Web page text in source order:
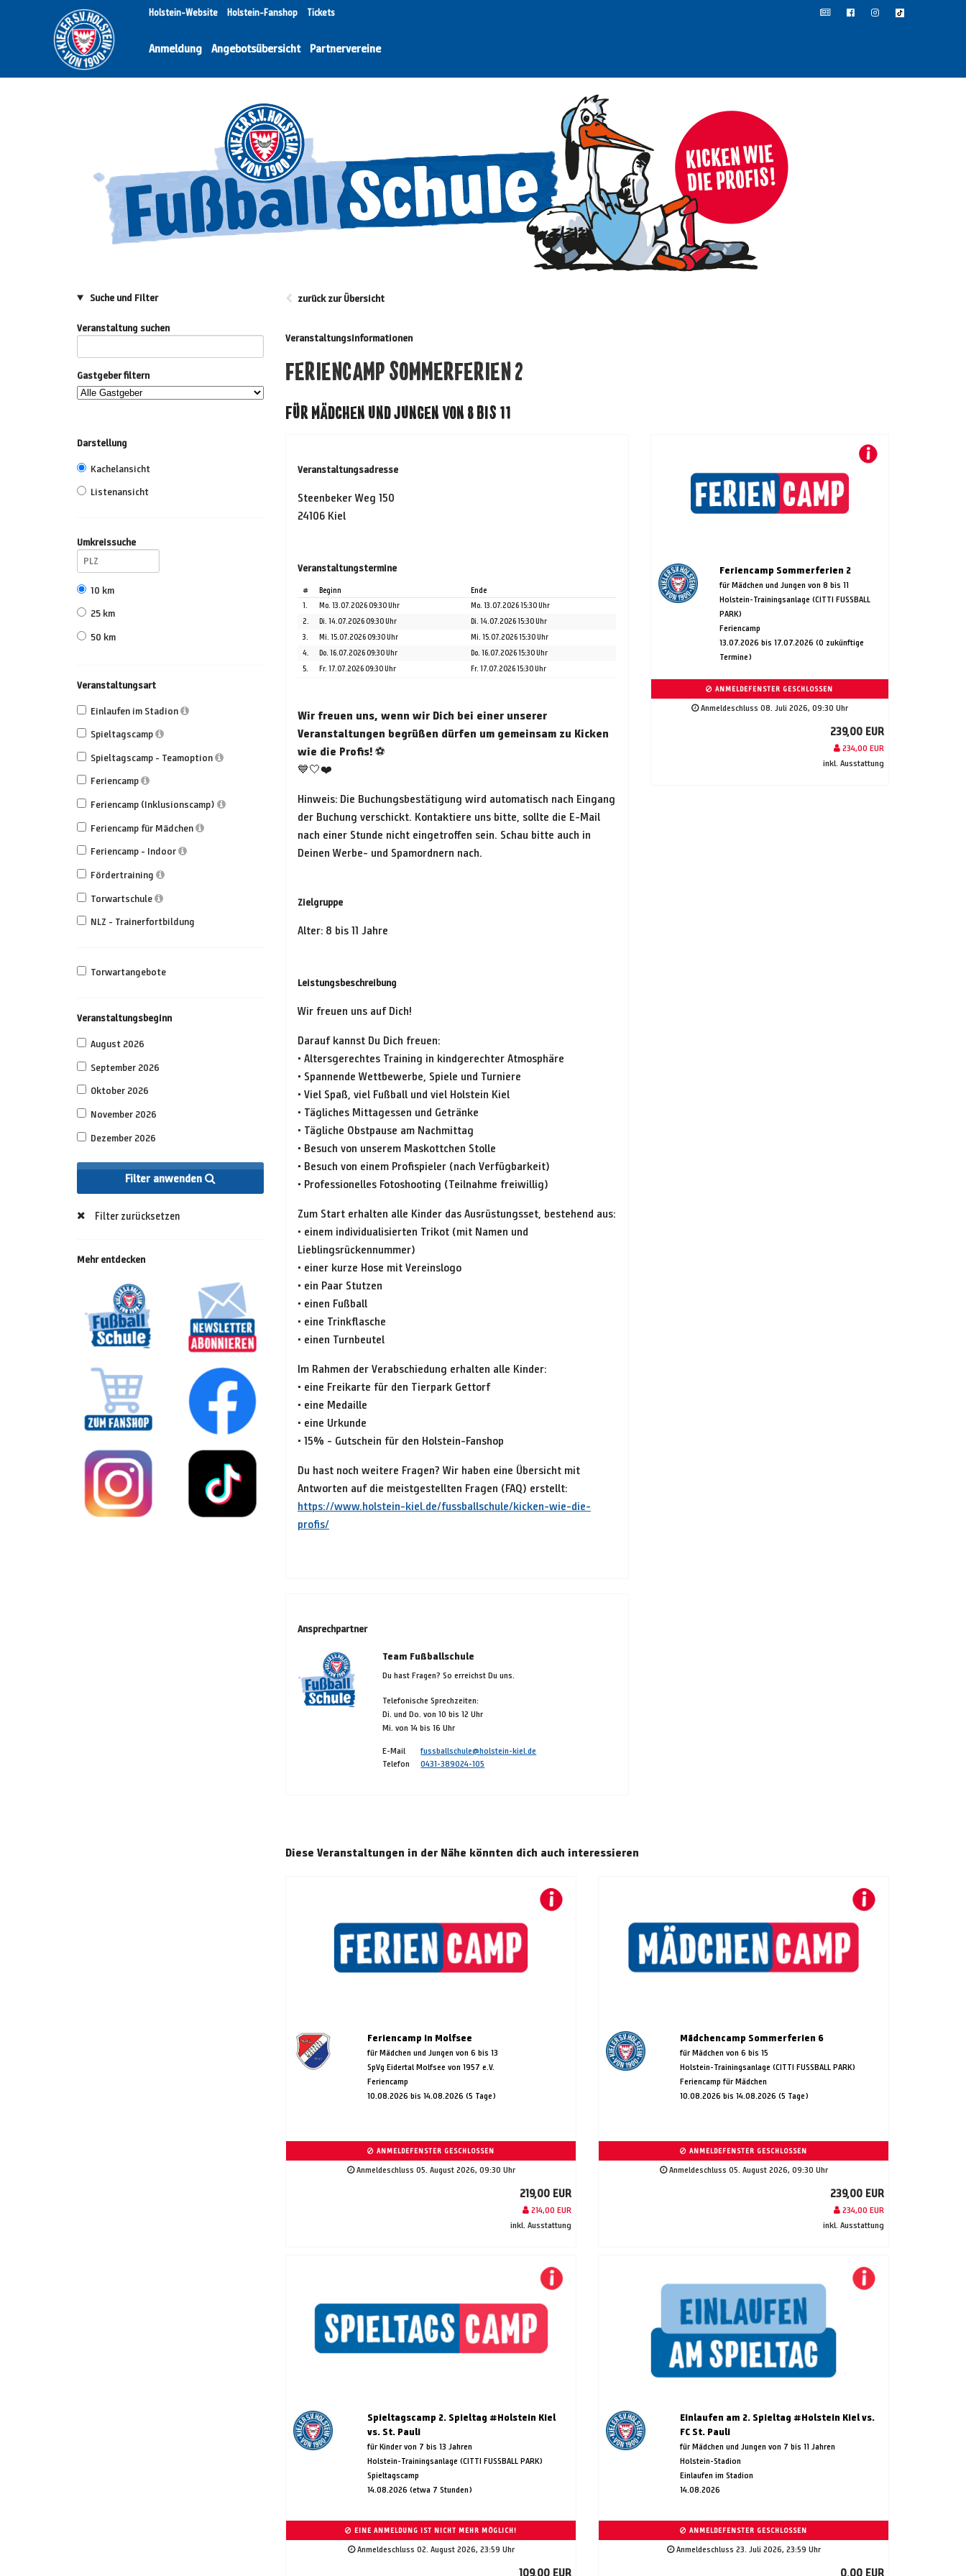
Holstein-Website Holstein-Fanshop Tickets
Anmeldung Angebotsübersicht Partnervereine
Suche und Filter
Veranstaltung suchen
Gastgeber filtern
Darstellung
Kachelansicht
Listenansicht
Umkreissuche
10 km
25 km
50 km
Veranstaltungsart
Einlaufen im Stadion
Spieltagscamp
Spieltagscamp - Teamoption
Feriencamp
Feriencamp (Inklusionscamp)
Feriencamp für Mädchen
Feriencamp - Indoor
Fördertraining
Torwartschule
NLZ - Trainerfortbildung
Torwartangebote
Veranstaltungsbeginn
August 2026
September 2026
Oktober 2026
November 2026
Dezember 2026
Filter anwenden
Filter zurücksetzen
Mehr entdecken
zurück zur Übersicht
Veranstaltungsinformationen
FERIENCAMP SOMMERFERIEN 2
FÜR MÄDCHEN UND JUNGEN VON 8 BIS 11
Veranstaltungsadresse
Steenbeker Weg 150
24106 Kiel
Veranstaltungstermine
# Beginn
Ende
1.
Mo. 13.07.2026 09:30 Uhr
Mo. 13.07.2026 15:30 Uhr
2.
Di. 14.07.2026 09:30 Uhr
Di. 14.07.2026 15:30 Uhr
3.
Mi. 15.07.2026 09:30 Uhr
Mi. 15.07.2026 15:30 Uhr
4.
Do. 16.07.2026 09:30 Uhr
Do. 16.07.2026 15:30 Uhr
5.
Fr. 17.07.2026 09:30 Uhr Fr. 17.07.2026 15:30 Uhr
Wir freuen uns, wenn wir Dich bei einer unserer
Veranstaltungen begrüßen dürfen um gemeinsam zu Kicken
wie die Profis! ⚽
💙🤍❤️
Hinweis: Die Buchungsbestätigung wird automatisch nach Eingang
der Buchung verschickt. Kontaktiere uns bitte, sollte die E-Mail
nach einer Stunde nicht eingetroffen sein. Schau bitte auch in
Deinen Werbe- und Spamordnern nach.
Zielgruppe
Alter: 8 bis 11 Jahre
Leistungsbeschreibung
Wir freuen uns auf Dich!
Darauf kannst Du Dich freuen:
• Altersgerechtes Training in kindgerechter Atmosphäre
• Spannende Wettbewerbe, Spiele und Turniere
• Viel Spaß, viel Fußball und viel Holstein Kiel
• Tägliches Mittagessen und Getränke
• Tägliche Obstpause am Nachmittag
• Besuch von unserem Maskottchen Stolle
• Besuch von einem Profispieler (nach Verfügbarkeit)
• Professionelles Fotoshooting (Teilnahme freiwillig)
Zum Start erhalten alle Kinder das Ausrüstungsset, bestehend aus:
• einem individualisierten Trikot (mit Namen und
Lieblingsrückennummer)
• einer kurze Hose mit Vereinslogo
• ein Paar Stutzen
• einen Fußball
• eine Trinkflasche
• einen Turnbeutel
Im Rahmen der Verabschiedung erhalten alle Kinder:
• eine Freikarte für den Tierpark Gettorf
• eine Medaille
• eine Urkunde
• 15% - Gutschein für den Holstein-Fanshop
Du hast noch weitere Fragen? Wir haben eine Übersicht mit
Antworten auf die meistgestellten Fragen (FAQ) erstellt:
https://www.holstein-kiel.de/fussballschule/kicken-wie-die-
profis/
Ansprechpartner
Team Fußballschule
Du hast Fragen? So erreichst Du uns.
Telefonische Sprechzeiten:
Di. und Do. von 10 bis 12 Uhr
Mi. von 14 bis 16 Uhr
E-Mail
fussballschule@holstein-kiel.de
Telefon
0431-389024-105
Feriencamp Sommerferien 2
für Mädchen und Jungen von 8 bis 11
Holstein-Trainingsanlage (CITTI FUSSBALL
PARK)
Feriencamp
13.07.2026 bis 17.07.2026 (0 zukünftige
Termine)
ANMELDEFENSTER GESCHLOSSEN
Anmeldeschluss 08. Juli 2026, 09:30 Uhr
239,00 EUR
234,00 EUR
inkl. Ausstattung
Diese Veranstaltungen in der Nähe könnten dich auch interessieren
Feriencamp in Molfsee
für Mädchen und Jungen von 6 bis 13
SpVg Eidertal Molfsee von 1957 e.V.
Feriencamp
10.08.2026 bis 14.08.2026 (5 Tage)
ANMELDEFENSTER GESCHLOSSEN
Anmeldeschluss 05. August 2026, 09:30 Uhr
219,00 EUR
214,00 EUR
inkl. Ausstattung
Mädchencamp Sommerferien 6
für Mädchen von 6 bis 15
Holstein-Trainingsanlage (CITTI FUSSBALL PARK)
Feriencamp für Mädchen
10.08.2026 bis 14.08.2026 (5 Tage)
ANMELDEFENSTER GESCHLOSSEN
Anmeldeschluss 05. August 2026, 09:30 Uhr
239,00 EUR
234,00 EUR
inkl. Ausstattung
Spieltagscamp 2. Spieltag #Holstein Kiel
vs. St. Pauli
für Kinder von 7 bis 13 Jahren
Holstein-Trainingsanlage (CITTI FUSSBALL PARK)
Spieltagscamp
14.08.2026 (etwa 7 Stunden)
EINE ANMELDUNG IST NICHT MEHR MÖGLICH!
Anmeldeschluss 02. August 2026, 23:59 Uhr
109,00 EUR
Einlaufen am 2. Spieltag #Holstein Kiel vs.
FC St. Pauli
für Mädchen und Jungen von 7 bis 11 Jahren
Holstein-Stadion
Einlaufen im Stadion
14.08.2026
ANMELDEFENSTER GESCHLOSSEN
Anmeldeschluss 23. Juli 2026, 23:59 Uhr
0,00 EUR